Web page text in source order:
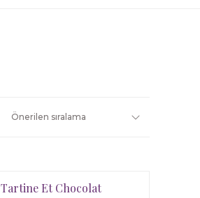
Tartine Et Chocolat